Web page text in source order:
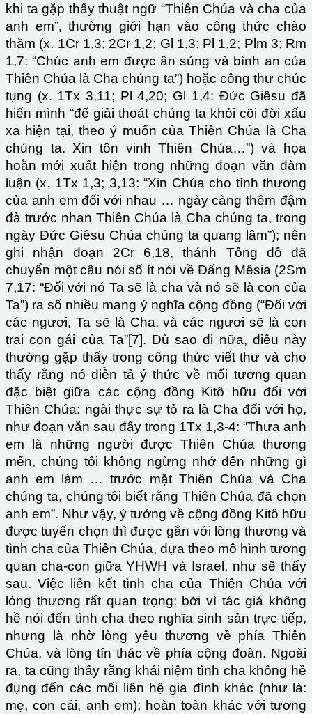
khi ta gặp thấy thuật ngữ “Thiên Chúa và cha của
anh em”, thường giới hạn vào công thức chào
thăm (x. 1Cr 1,3; 2Cr 1,2; Gl 1,3; Pl 1,2; Plm 3; Rm
1,7: “Chúc anh em được ân sủng và bình an của
Thiên Chúa là Cha chúng ta”) hoặc công thư chúc
tụng (x. 1Tx 3,11; Pl 4,20; Gl 1,4: Đức Giêsu đã
hiến mình “để giải thoát chúng ta khỏi cõi đời xấu
xa hiện tại, theo ý muốn của Thiên Chúa là Cha
chúng ta. Xin tôn vinh Thiên Chúa…”) và họa
hoằn mới xuất hiện trong những đoạn văn đàm
luận (x. 1Tx 1,3; 3,13: “Xin Chúa cho tình thương
của anh em đối với nhau … ngày càng thêm đậm
đà trước nhan Thiên Chúa là Cha chúng ta, trong
ngày Đức Giêsu Chúa chúng ta quang lâm”); nên
ghi nhận đoạn 2Cr 6,18, thánh Tông đồ đã
chuyển một câu nói số ít nói về Đấng Mêsia (2Sm
7,17: “Đối với nó Ta sẽ là cha và nó sẽ là con của
Ta”) ra số nhiều mang ý nghĩa cộng đồng (“Đối với
các ngươi, Ta sẽ là Cha, và các ngươi sẽ là con
trai con gái của Ta”[7]. Dù sao đi nữa, điều này
thường gặp thấy trong công thức viết thư và cho
thấy rằng nó diễn tả ý thức về mối tương quan
đặc biệt giữa các cộng đồng Kitô hữu đối với
Thiên Chúa: ngài thực sự tỏ ra là Cha đối với họ,
như đoạn văn sau đây trong 1Tx 1,3-4: “Thưa anh
em là những người được Thiên Chúa thương
mến, chúng tôi không ngừng nhớ đến những gì
anh em làm … trước mặt Thiên Chúa và Cha
chúng ta, chúng tôi biết rằng Thiên Chúa đã chọn
anh em”. Như vậy, ý tưởng về cộng đồng Kitô hữu
được tuyển chọn thì được gắn với lòng thương và
tình cha của Thiên Chúa, dựa theo mô hình tương
quan cha-con giữa YHWH và Israel, như sẽ thấy
sau. Việc liên kết tình cha của Thiên Chúa với
lòng thương rất quan trọng: bởi vì tác giả không
hề nói đến tình cha theo nghĩa sinh sản trực tiếp,
nhưng là nhờ lòng yêu thương về phía Thiên
Chúa, và lòng tín thác về phía cộng đoàn. Ngoài
ra, ta cũng thấy rằng khái niệm tình cha không hề
đụng đến các mối liên hệ gia đình khác (như là:
mẹ, con cái, anh em); hoàn toàn khác với tương